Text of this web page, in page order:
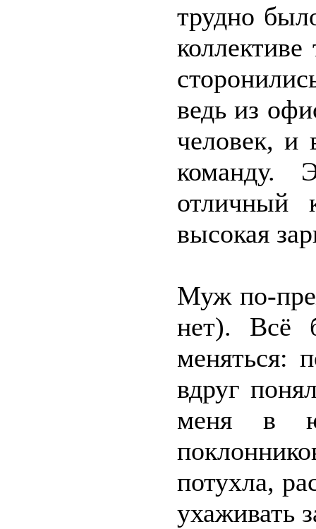
трудно
ведь из
человек, и
команду.
отличный
высокая
Муж по-
нет). Всё
меняться:
вдруг
меня в
потухла,
ухаживать